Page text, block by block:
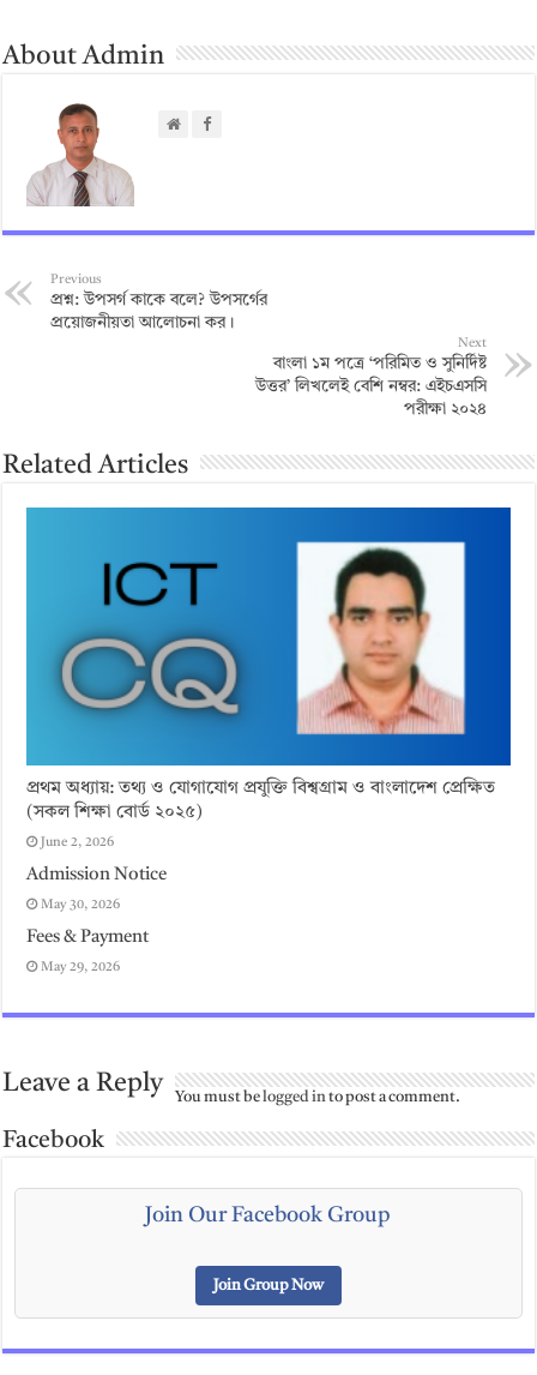
About Admin
Previous
প্রশ্ন: উপসর্গ কাকে বলে? উপসর্গের
প্রয়োজনীয়তা আলোচনা কর।
Next
বাংলা ১ম পত্রে ‘পরিমিত ও সুনির্দিষ্ট
উত্তর’ লিখলেই বেশি নম্বর: এইচএসসি
পরীক্ষা ২০২৪
Related Articles
প্রথম অধ্যায়: তথ্য ও যোগাযোগ প্রযুক্তি বিশ্বগ্রাম ও বাংলাদেশ প্রেক্ষিত
(সকল শিক্ষা বোর্ড ২০২৫)
June 2, 2026
Admission Notice
May 30, 2026
Fees & Payment
May 29, 2026
Leave a Reply
You must belogged into post a comment.
Facebook
Join Our Facebook Group
Join Group Now